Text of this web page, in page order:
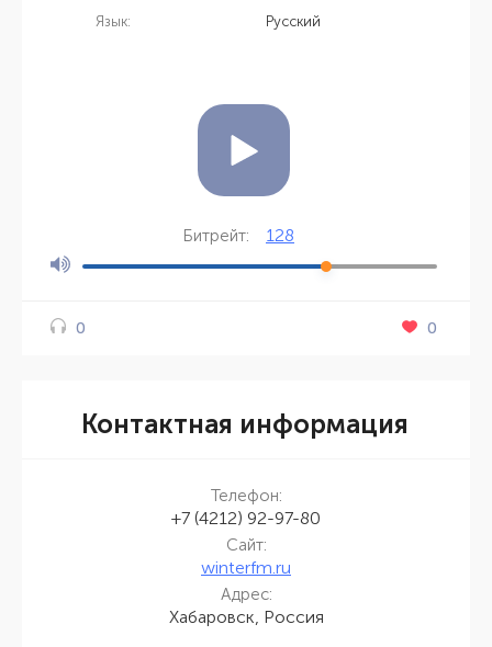
Язык: Русский
Битрейт: 128
0 0
Контактная информация
Телефон:
+7 (4212) 92-97-80
Сайт:
winterfm.ru
Адрес:
Хабаровск, Россия